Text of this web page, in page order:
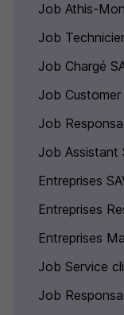
Job Athis-
Job
Job Chargé
Job
Job
Job Assistant
Entreprises
Entreprises
Entreprises
Job Service
Job